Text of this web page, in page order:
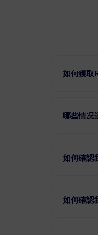
如何獲取
哪些情况
如何確認
如何確認